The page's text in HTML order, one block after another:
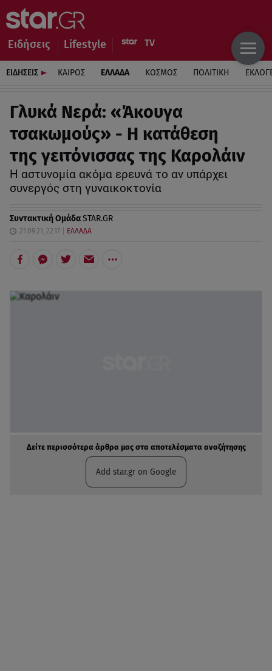
Ειδήσεις Lifestyle
ΕΙΔΗΣΕΙΣ ΚΑΙΡΟΣ ΕΛΛΑΔΑ ΚΟΣΜΟΣ ΠΟΛΙΤΙΚΗ
Γλυκά Νερά: «Άκουγα
τσακωμούς» - Η κατάθεση
της γειτόνισσας της Καρολάιν
Η αστυνομία ακόμα ερευνά το αν υπάρχει
συνεργός στη γυναικοκτονία
Συντακτική ΟμάδαSTAR.GR
21.09.21, 22:17 ΕΛΛΑΔΑ
Δείτε περισσότερα άρθρα μας στα αποτελέσματα αναζήτησης
Add star.gr on Google